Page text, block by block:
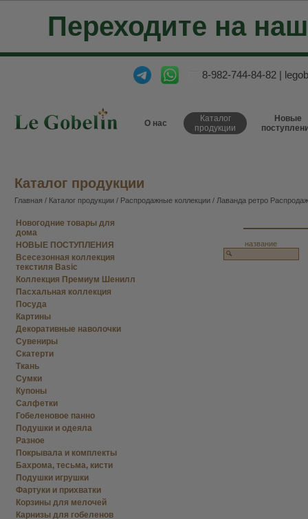
Переходите на
8-982-744-84-82 |
О нас
Каталог
продукции
Новые
Каталог продукции
Главная / Каталог продукции / Распродажные коллекции / Лаванда ретро
Новогодние товары для
дома
НОВЫЕ ПОСТУПЛЕНИЯ
Всесезонная коллекция
текстиля Basic
Коллекция Премиум Шенилл
Пасхальная коллекция
Посуда
Картины
Декоративные наволочки
Сувениры
Скатерти
Ткань
Сумки
Купоны
Салфетки
Гобеленовое панно
Подушки и одеяла
Разное
Покрывала и комплекты
Бахрома, тесьма, кисти
Подушки игрушки
Фартуки и прихватки
Корзины для мелочей
Карнизы для гобеленов
название